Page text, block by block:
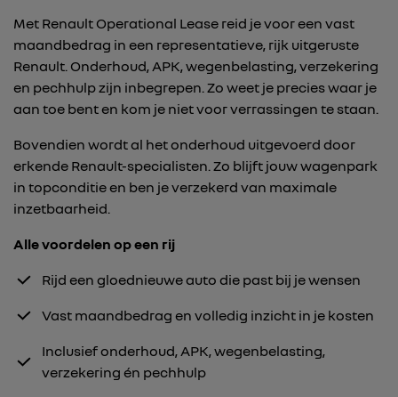
Met Renault Operational Lease reid je voor een vast
maandbedrag in een representatieve, rijk uitgeruste
Renault. Onderhoud, APK, wegenbelasting, verzekering
en pechhulp zijn inbegrepen. Zo weet je precies waar je
aan toe bent en kom je niet voor verrassingen te staan.
Bovendien wordt al het onderhoud uitgevoerd door
erkende Renault-specialisten. Zo blijft jouw wagenpark
in topconditie en ben je verzekerd van maximale
inzetbaarheid.
Alle voordelen op een rij
Rijd een gloednieuwe auto die past bij je wensen
Vast maandbedrag en volledig inzicht in je kosten
Inclusief onderhoud, APK, wegenbelasting,
verzekering én pechhulp